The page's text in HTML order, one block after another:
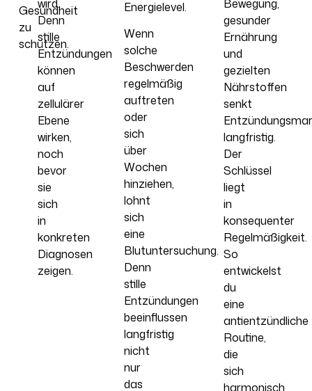
Gesundheit
zu
schützen.
wird.
Denn
stille
Entzündungen
können
auf
zellulärer
Ebene
wirken,
noch
bevor
sie
sich
in
konkreten
Diagnosen
zeigen.
Energielevel.
Wenn
solche
Beschwerden
regelmäßig
auftreten
oder
sich
über
Wochen
hinziehen,
lohnt
sich
eine
Blutuntersuchung.
Denn
stille
Entzündungen
beeinflussen
langfristig
nicht
nur
das
Bewegung,
gesunder
Ernährung
und
gezielten
Nährstoffen
senkt
langfristig.
Der
Schlüssel
liegt
in
konsequenter
Regelmäßigkeit.
So
entwickelst
du
eine
antientzündliche
Routine,
die
sich
harmonisch